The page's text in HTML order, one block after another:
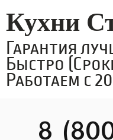
Кухни
Гарантия
Быстро
Работаем с
8